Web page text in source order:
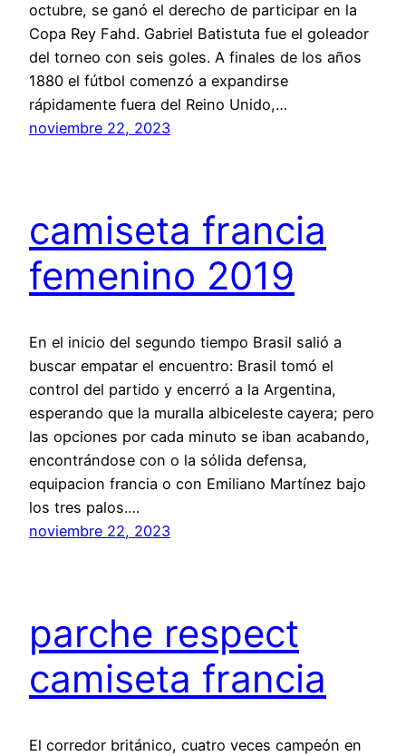
octubre, se ganó el derecho de participar en la
Copa Rey Fahd. Gabriel Batistuta fue el goleador
del torneo con seis goles. A finales de los años
1880 el fútbol comenzó a expandirse
rápidamente fuera del Reino Unido,…
noviembre 22, 2023
camiseta francia
femenino 2019
En el inicio del segundo tiempo Brasil salió a
buscar empatar el encuentro: Brasil tomó el
control del partido y encerró a la Argentina,
esperando que la muralla albiceleste cayera; pero
las opciones por cada minuto se iban acabando,
encontrándose con o la sólida defensa,
equipacion francia o con Emiliano Martínez bajo
los tres palos.…
noviembre 22, 2023
parche respect
camiseta francia
El corredor británico, cuatro veces campeón en